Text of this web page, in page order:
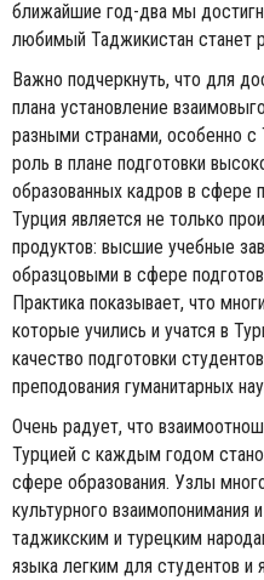
ближайшие год-два мы
любимый Таджикистан станет
Важно подчеркнуть, что для
плана установление
разными странами, особенно
роль в плане подготовки
образованных кадров в сфере
Турция является не только
продуктов: высшие учебные
образцовыми в сфере
Практика показывает, что
которые учились и учатся в
качество подготовки
преподования гуманитарных
Очень радует, что
Турцией c каждым годом
сфере образования. Узлы
культурного
таджикским и турецким
языка легким для студентов